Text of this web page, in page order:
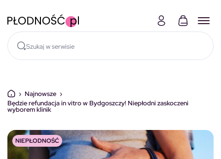
› Najnowsze ›
Będzie refundacja in vitro w Bydgoszczy! Niepłodni zaskoczeni
wyborem klinik
NIEPŁODNOŚĆ